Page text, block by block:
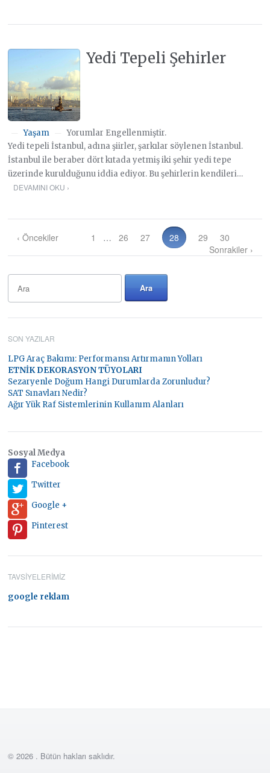
Yedi Tepeli Şehirler
Yaşam
Yorumlar Engellenmiştir.
Yedi tepeli İstanbul, adına şiirler, şarkılar söylenen İstanbul.
İstanbul ile beraber dört kıtada yetmiş iki şehir yedi tepe
üzerinde kurulduğunu iddia ediyor. Bu şehirlerin kendileri…
DEVAMINI OKU ›
‹ Öncekiler 1 … 26 27 28 29
30
Sonrakiler ›
SON YAZILAR
LPG Araç Bakımı: Performansı Artırmanın Yolları
ETNİK DEKORASYON TÜYOLARI
Sezaryenle Doğum Hangi Durumlarda Zorunludur?
SAT Sınavları Nedir?
Ağır Yük Raf Sistemlerinin Kullanım Alanları
Sosyal Medya
Facebook
Twitter
Google +
Pinterest
TAVSIYELERIMIZ
google reklam
© 2026 . Bütün hakları saklıdır.